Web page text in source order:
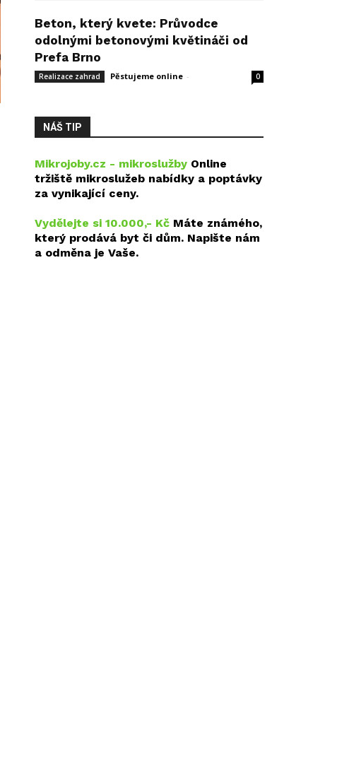
Beton, který kvete: Průvodce
odolnými betonovými květináči od
Prefa Brno
Realizace zahrad Pěstujeme online - 0
NÁŠ TIP
Mikrojoby.cz - mikroslužby Online
tržiště mikroslužeb nabídky a poptávky
za vynikající ceny.
Vydělejte si 10.000,- Kč Máte známého,
který prodává byt či dům. Napište nám
a odměna je Vaše.